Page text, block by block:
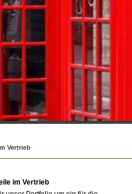
Vertrieb
im Vertrieb